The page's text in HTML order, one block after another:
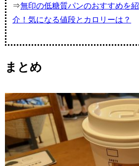
⇒無印の低糖質パンのおすすめを紹
介！気になる値段とカロリーは？
まとめ